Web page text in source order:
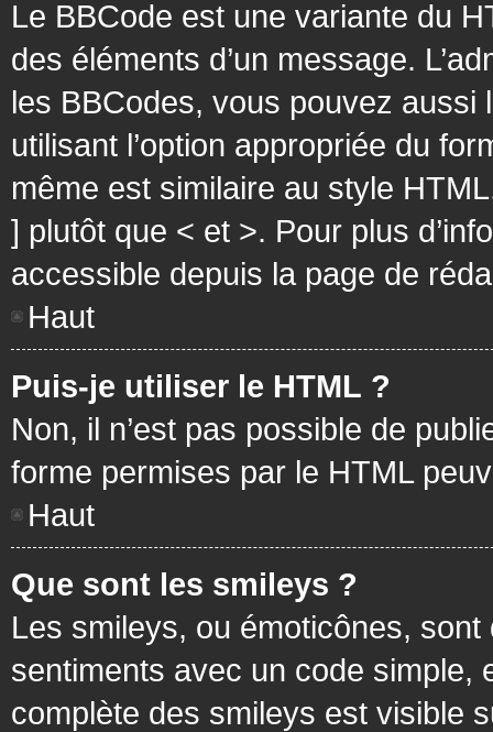
Le BBCode est une variante du
des éléments d’un message.
les BBCodes, vous pouvez
utilisant l’option appropriée du
même est similaire au style
] plutôt que < et >. Pour plus
accessible depuis la page de
Haut
Puis-je utiliser le HTML ?
Non, il n’est pas possible de
forme permises par le HTML
Haut
Que sont les smileys ?
Les smileys, ou émoticônes,
sentiments avec un code simple,
complète des smileys est visible